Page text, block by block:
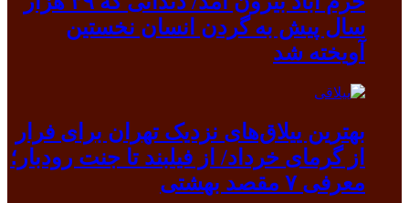
سال پیش به گردن انسان نخستین
آویخته شد
بهترین ییلاق‌های نزدیک تهران برای فرار
از گرمای خرداد/ از فیلبند تا جنت رودبار؛
معرفی ۷ مقصد بهشتی